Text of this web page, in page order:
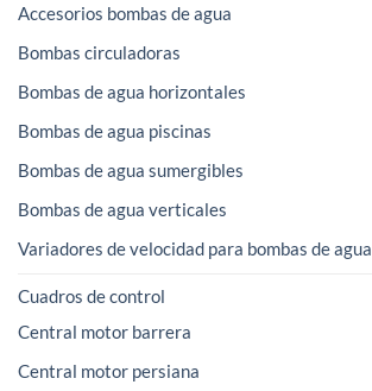
Accesorios bombas de agua
Bombas circuladoras
Bombas de agua horizontales
Bombas de agua piscinas
Bombas de agua sumergibles
Bombas de agua verticales
Variadores de velocidad para bombas de agua
Cuadros de control
Central motor barrera
Central motor persiana